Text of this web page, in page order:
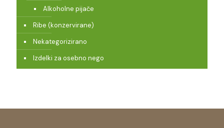
Alkoholne pijače
Ribe (konzervirane)
Nekategorizirano
Izdelki za osebno nego